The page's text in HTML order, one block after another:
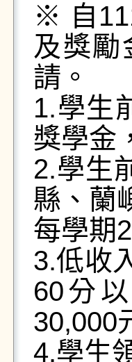
※ 自
及獎勵
請。
1.學生
獎學金
2.學生
縣、蘭
每學期
3.低收
60分
30,000
4.學生